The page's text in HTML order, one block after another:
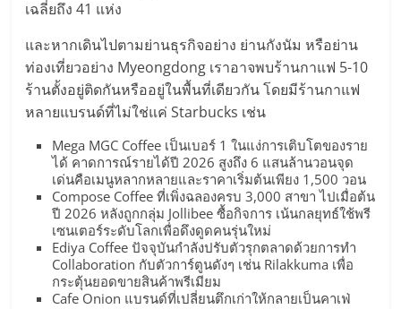
แฟ
รน
ไชส์
พร้อม
ทำเล
สำหรับ
เฉลี่ยถึง 41 แห่ง
และหากเดินไปตามย่านธุรกิจอย่าง ย่านกังนัม หรือย่าน
ท่องเที่ยวอย่าง Myeongdong เราอาจพบร้านกาแฟ 5-10
ร้านตั้งอยู่ติดกันหรืออยู่ในพื้นที่เดียวกัน โดยมีร้านกาแฟ
หลายแบรนด์ที่ไม่ใช่แค่ Starbucks เช่น
Mega MGC Coffee เป็นเบอร์ 1 ในแง่การเติบโตของราย
ได้ คาดการณ์รายได้ปี 2026 สูงถึง 6 แสนล้านวอนจุด
เด่นคือเมนูหลากหลายและราคาเริ่มต้นเพียง 1,500 วอน
Compose Coffee ที่เพิ่งฉลองครบ 3,000 สาขา ไปเมื่อต้น
ปี 2026 หลังถูกกลุ่ม Jollibee ซื้อกิจการ เน้นกลยุทธ์ใช้พรี
เซนเตอร์ระดับโลกเพื่อดึงดูดคนรุ่นใหม่
Ediya Coffee ปัจจุบันกำลังปรับตัวรุกตลาดด้วยการทำ
Collaboration กับตัวการ์ตูนดังๆ เช่น Rilakkuma เพื่อ
กระตุ้นยอดขายสินค้าพรีเมียม
Cafe Onion แบรนด์ที่เปลี่ยนตึกเก่าให้กลายเป็นคาเฟ่